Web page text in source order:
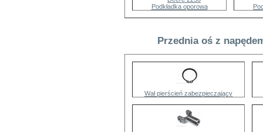
Podkładka oporowa
Przednia oś z
Wał pierścień zabezpieczający